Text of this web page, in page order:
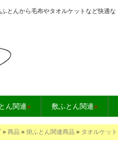
とんから毛布やタオルケットなど快適な
ん関連» 敷ふとん関連»
» 商品 » 掛ふとん関連商品 » タオルケット